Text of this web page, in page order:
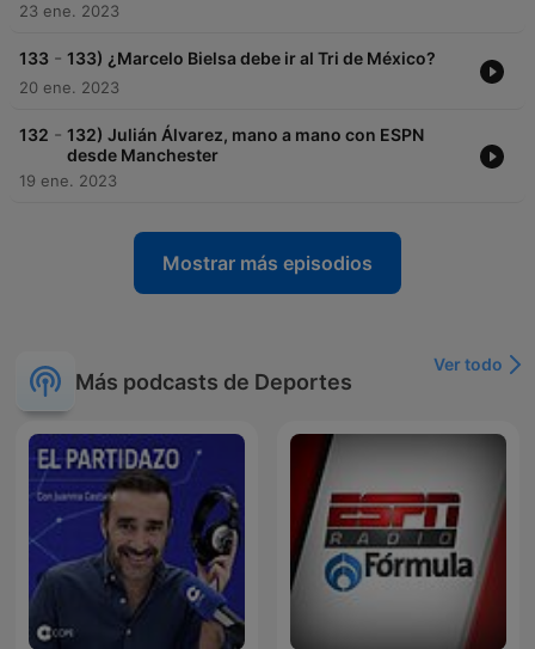
23 ene. 2023
133 - 133) ¿Marcelo Bielsa debe ir al Tri de México?
20 ene. 2023
132 - 132) Julián Álvarez, mano a mano con ESPN
desde Manchester
19 ene. 2023
Mostrar más episodios
Más podcasts de Deportes
Ver todo